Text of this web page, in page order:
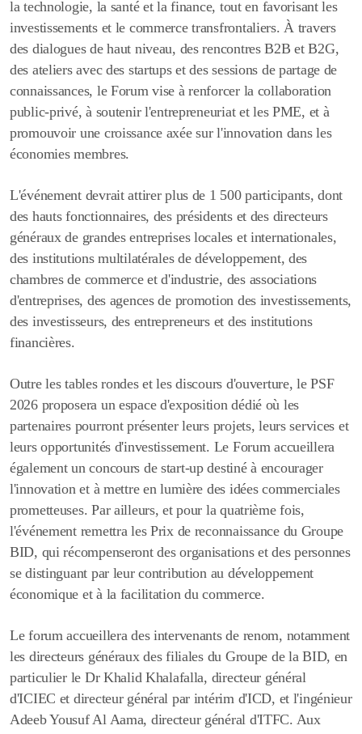
la technologie, la santé et la finance, tout en favorisant les
investissements et le commerce transfrontaliers. À travers
des dialogues de haut niveau, des rencontres B2B et B2G,
des ateliers avec des startups et des sessions de partage de
connaissances, le Forum vise à renforcer la collaboration
public-privé, à soutenir l'entrepreneuriat et les PME, et à
promouvoir une croissance axée sur l'innovation dans les
économies membres.
L'événement devrait attirer plus de 1 500 participants, dont
des hauts fonctionnaires, des présidents et des directeurs
généraux de grandes entreprises locales et internationales,
des institutions multilatérales de développement, des
chambres de commerce et d'industrie, des associations
d'entreprises, des agences de promotion des investissements,
des investisseurs, des entrepreneurs et des institutions
financières.
Outre les tables rondes et les discours d'ouverture, le PSF
2026 proposera un espace d'exposition dédié où les
partenaires pourront présenter leurs projets, leurs services et
leurs opportunités d'investissement. Le Forum accueillera
également un concours de start-up destiné à encourager
l'innovation et à mettre en lumière des idées commerciales
prometteuses. Par ailleurs, et pour la quatrième fois,
l'événement remettra les Prix de reconnaissance du Groupe
BID, qui récompenseront des organisations et des personnes
se distinguant par leur contribution au développement
économique et à la facilitation du commerce.
Le forum accueillera des intervenants de renom, notamment
les directeurs généraux des filiales du Groupe de la BID, en
particulier le Dr Khalid Khalafalla, directeur général
d'ICIEC et directeur général par intérim d'ICD, et l'ingénieur
Adeeb Yousuf Al Aama, directeur général d'ITFC. Aux